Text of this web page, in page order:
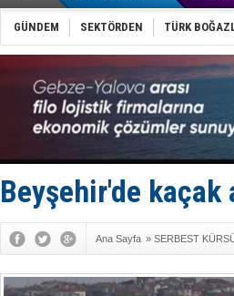
GÜNDEM SEKTÖRDEN TÜRK
Beyşehir'de kaçak
Ana Sayfa » SERBEST